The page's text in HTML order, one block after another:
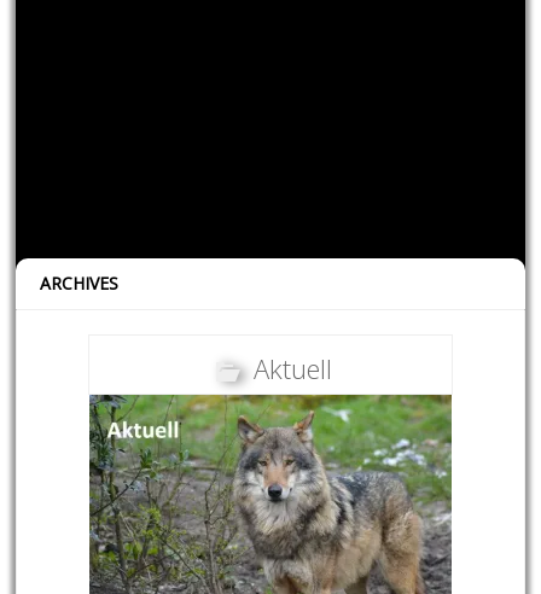
ARCHIVES
Aktuell